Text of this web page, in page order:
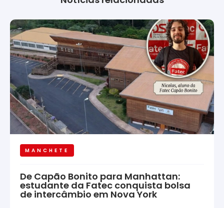
MANCHETE
De Capão Bonito para Manhattan:
estudante da Fatec conquista bolsa
de intercâmbio em Nova York